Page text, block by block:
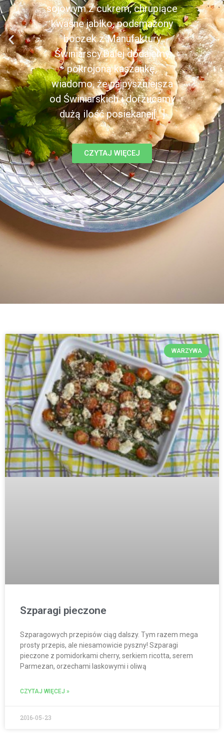
sojowym z cukrem, chrupiące
kwaśne jabłko, podsmażony
boczek z Manufaktury
Świniarscy.Dalej dodajemy
pokrojoną kaszankę,
wiadomo, że najpyszniejsza
od Świniarskich i dorzucamy
dużą ilość posiekanej[...]
CZYTAJ WIĘCEJ
WARZYWA
Szparagi pieczone
Szparagowych przepisów ciąg dalszy. Tym razem mega
prosty przepis, ale niesamowicie pyszny! Szparagi
pieczone z pomidorkami cherry, serkiem ricotta, serem
Parmezan, orzechami laskowymi i oliwą
CZYTAJ WIĘCEJ »
2016-05-23